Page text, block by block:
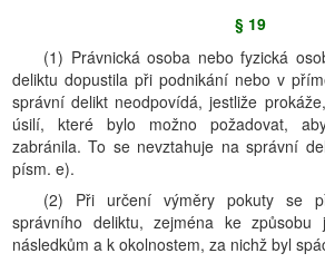
§ 19
(1) Právnická osoba nebo fyzická
deliktu dopustila při podnikání nebo v
správní delikt neodpovídá, jestliže
úsilí, které bylo možno požadovat,
zabránila. To se nevztahuje na správní
písm. e).
(2) Při určení výměry pokuty se
správního deliktu, zejména ke
následkům a k okolnostem, za nichž byl